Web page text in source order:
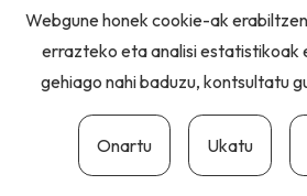
Webgune honek cookie-ak
errazteko eta analisi estatistikoak
gehiago nahi baduzu, kontsultatu
Onartu Ukatu